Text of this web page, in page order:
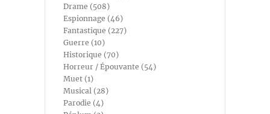
Drame (508)
Espionnage (46)
Fantastique (227)
Guerre (10)
Historique (70)
Horreur / Épouvante (54)
Muet (1)
Musical (28)
Parodie (4)